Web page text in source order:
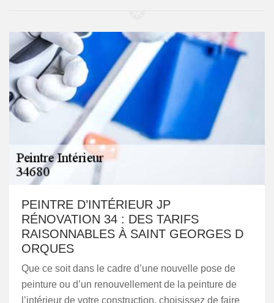
PEINTRE D’INTÉRIEUR JP
RÉNOVATION 34 : DES TARIFS
RAISONNABLES À SAINT GEORGES D
ORQUES
Que ce soit dans le cadre d’une nouvelle pose de
peinture ou d’un renouvellement de la peinture de
l’intérieur de votre construction, choisissez de faire